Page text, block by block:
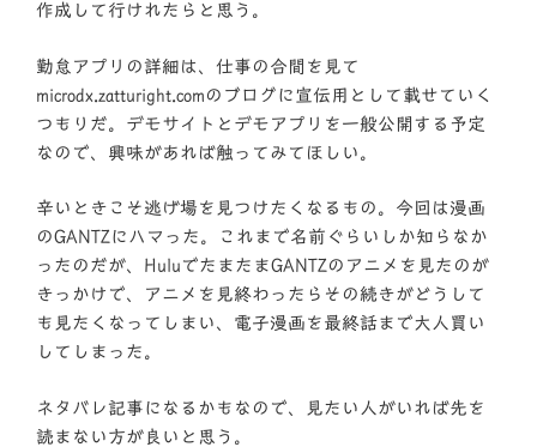
作成して行けれたらと思う。
勤怠アプリの詳細は、仕事の合間を見て
microdx.zatturight.comのブログに宣伝用として載せていく
つもりだ。デモサイトとデモアプリを一般公開する予定
なので、興味があれば触ってみてほしい。
辛いときこそ逃げ場を見つけたくなるもの。今回は漫画
のGANTZにハマった。これまで名前ぐらいしか知らなか
ったのだが、HuluでたまたまGANTZのアニメを見たのが
きっかけで、アニメを見終わったらその続きがどうして
も見たくなってしまい、電子漫画を最終話まで大人買い
してしまった。
ネタバレ記事になるかもなので、見たい人がいれば先を
読まない方が良いと思う。